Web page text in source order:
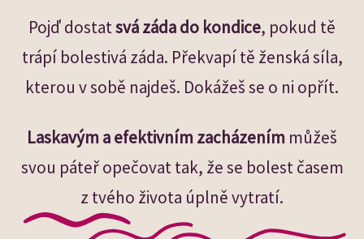
Pojď dostatsvá záda do kondice, pokud tě
trápí bolestivá záda. Překvapí tě ženská síla,
kterou v sobě najdeš. Dokážeš se o ni opřít.
Laskavým a efektivním zacházením můžeš
svou páteř opečovat tak, že se bolest časem
z tvého života úplně vytratí.